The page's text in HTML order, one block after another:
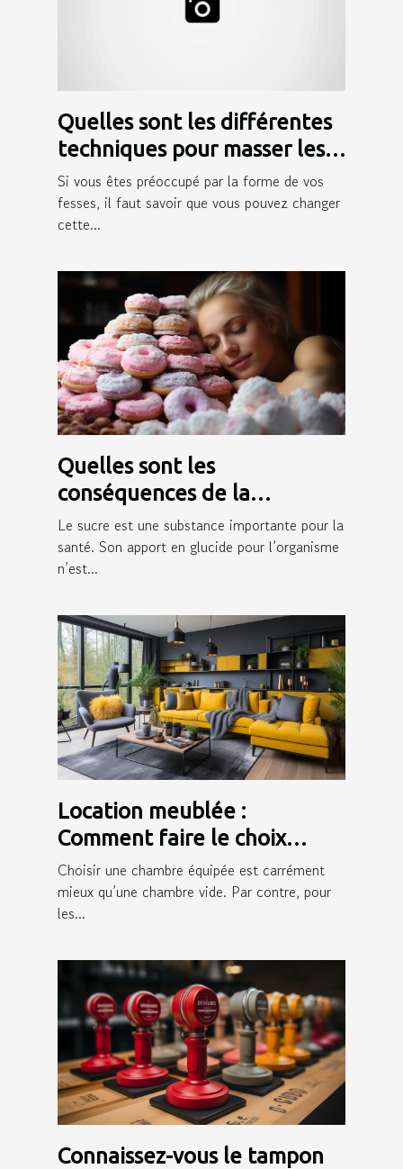
Quelles sont les différentes
techniques pour masser les
fesses ?
Si vous êtes préoccupé par la forme de vos
fesses, il faut savoir que vous pouvez changer
cette...
Quelles sont les
conséquences de la
consommation du sucre sur
la peau ?
Le sucre est une substance importante pour la
santé. Son apport en glucide pour l’organisme
n’est...
Location meublée :
Comment faire le choix
d’une bonne assurance ?
Choisir une chambre équipée est carrément
mieux qu’une chambre vide. Par contre, pour
les...
Connaissez-vous le tampon